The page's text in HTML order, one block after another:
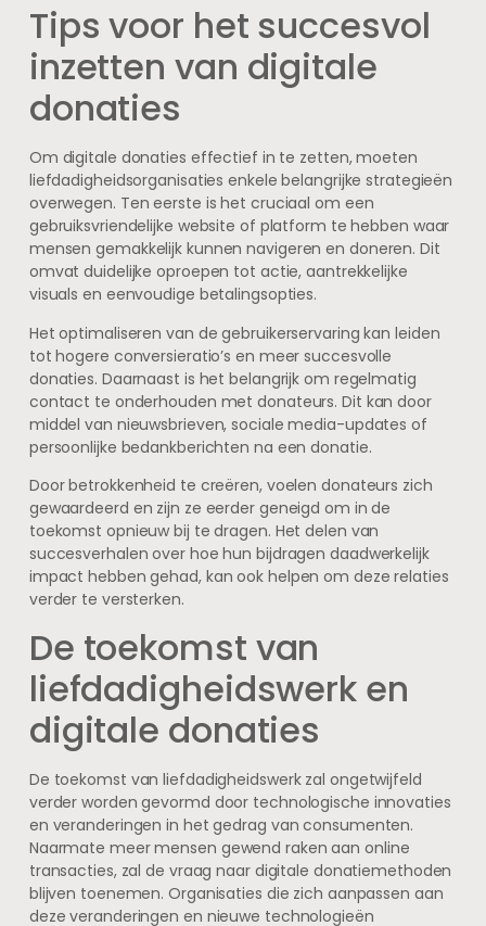
Tips voor het succesvol
inzetten van digitale
donaties
Om digitale donaties effectief in te zetten, moeten
liefdadigheidsorganisaties enkele belangrijke strategieën
overwegen. Ten eerste is het cruciaal om een
gebruiksvriendelijke website of platform te hebben waar
mensen gemakkelijk kunnen navigeren en doneren. Dit
omvat duidelijke oproepen tot actie, aantrekkelijke
visuals en eenvoudige betalingsopties.
Het optimaliseren van de gebruikerservaring kan leiden
tot hogere conversieratio’s en meer succesvolle
donaties. Daarnaast is het belangrijk om regelmatig
contact te onderhouden met donateurs. Dit kan door
middel van nieuwsbrieven, sociale media-updates of
persoonlijke bedankberichten na een donatie.
Door betrokkenheid te creëren, voelen donateurs zich
gewaardeerd en zijn ze eerder geneigd om in de
toekomst opnieuw bij te dragen. Het delen van
succesverhalen over hoe hun bijdragen daadwerkelijk
impact hebben gehad, kan ook helpen om deze relaties
verder te versterken.
De toekomst van
liefdadigheidswerk en
digitale donaties
De toekomst van liefdadigheidswerk zal ongetwijfeld
verder worden gevormd door technologische innovaties
en veranderingen in het gedrag van consumenten.
Naarmate meer mensen gewend raken aan online
transacties, zal de vraag naar digitale donatiemethoden
blijven toenemen. Organisaties die zich aanpassen aan
deze veranderingen en nieuwe technologieën